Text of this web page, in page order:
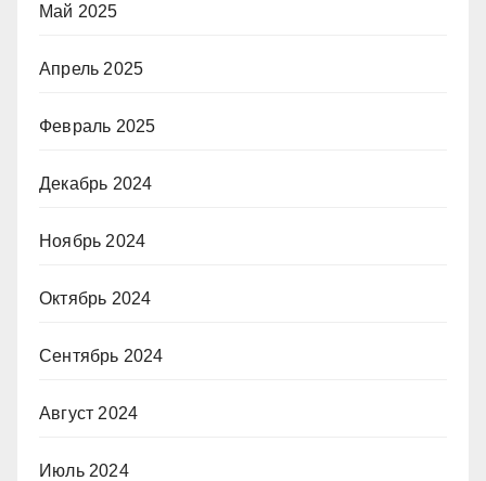
Май 2025
Апрель 2025
Февраль 2025
Декабрь 2024
Ноябрь 2024
Октябрь 2024
Сентябрь 2024
Август 2024
Июль 2024